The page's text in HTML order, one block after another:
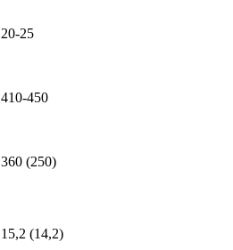
20-25
410-450
360 (250)
15,2 (14,2)